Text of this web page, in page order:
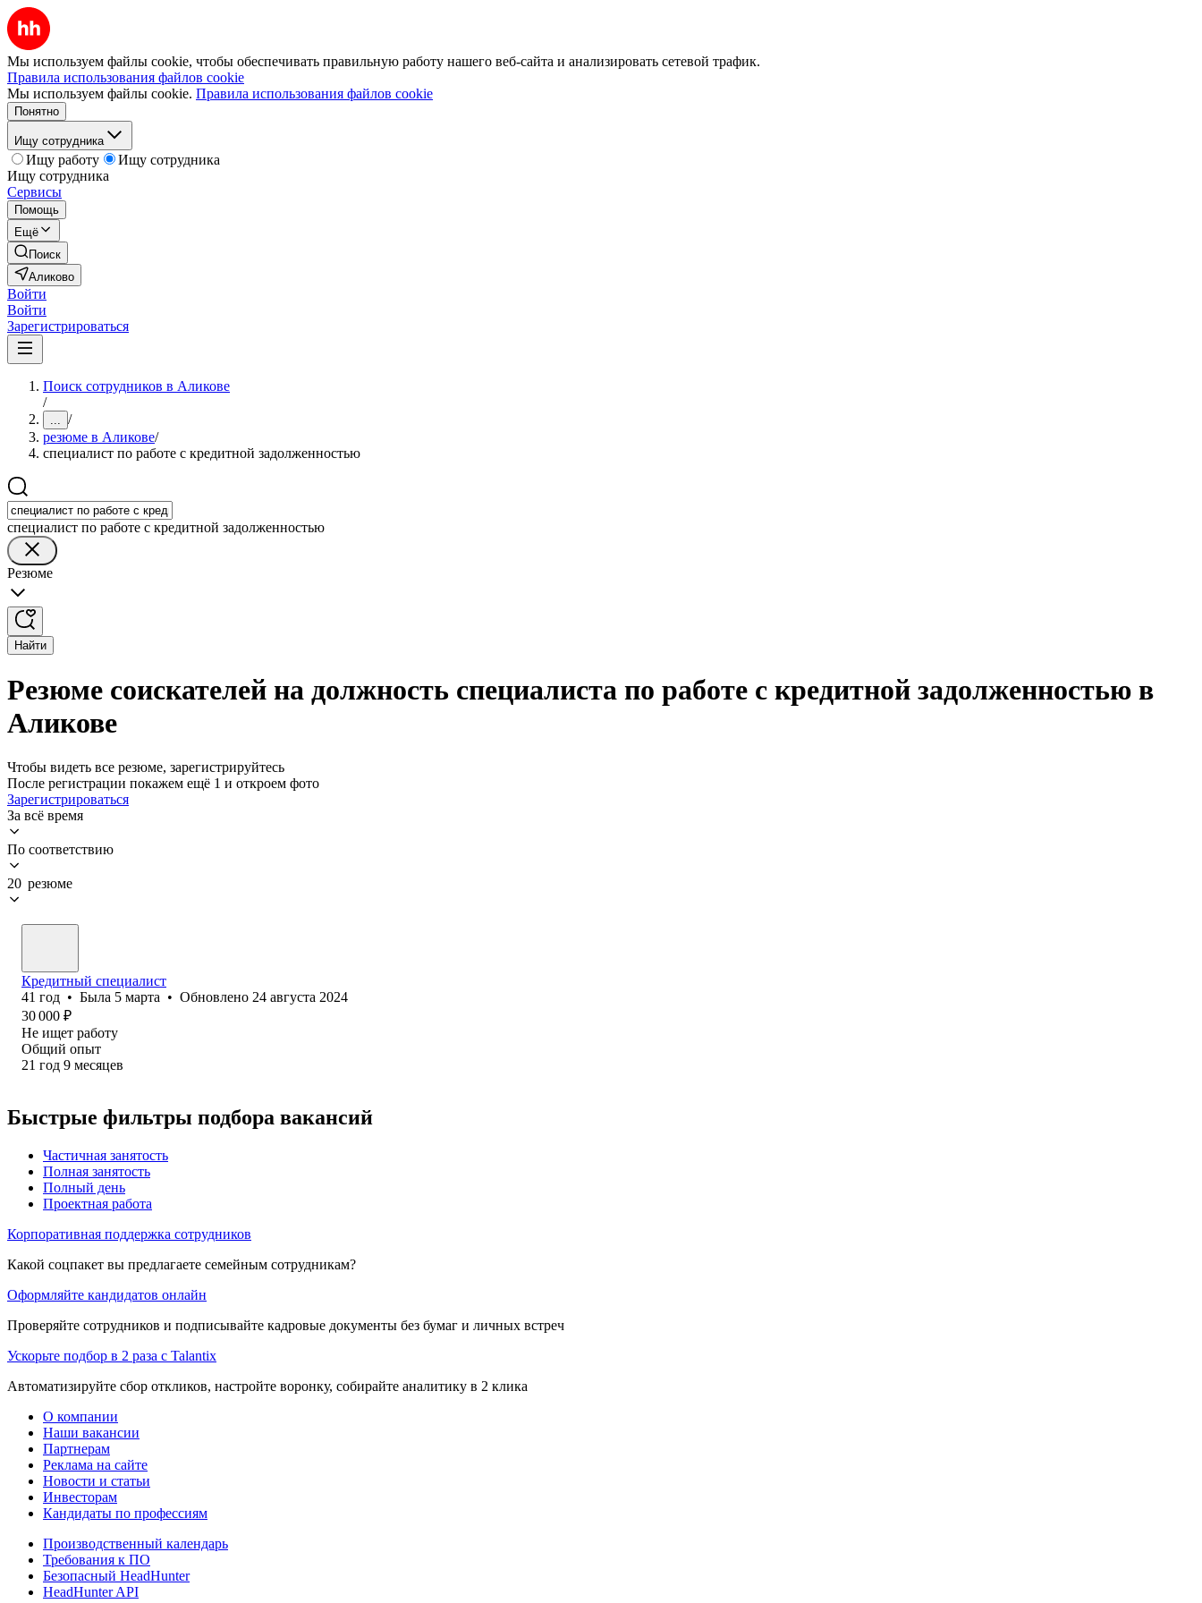
Мы используем файлы cookie, чтобы обеспечивать правильную работу нашего веб-сайта и анализировать сетевой трафик.
Правила использования файлов cookie
Мы используем файлы cookie. Правила использования файлов cookie
Понятно
Ищу сотрудника
Ищу работу
Ищу сотрудника
Ищу сотрудника
Сервисы
Помощь
Ещё
Поиск
Аликово
Войти
Войти
Зарегистрироваться
Поиск сотрудников в Аликове
/
... /
резюме в Аликове/
специалист по работе с кредитной задолженностью
специалист по работе с кредитной задолженностью
Резюме
Найти
Резюме соискателей на должность специалиста по работе с кредитной задолженностью в
Аликове
Чтобы видеть все резюме, зарегистрируйтесь
После регистрации покажем ещё 1 и откроем фото
Зарегистрироваться
За всё время
По соответствию
20 резюме
Кредитный специалист
41 год • Была 5 марта • Обновлено 24 августа 2024
30 000 ₽
Не ищет работу
Общий опыт
21 год 9 месяцев
Быстрые фильтры подбора вакансий
Частичная занятость
Полная занятость
Полный день
Проектная работа
Корпоративная поддержка сотрудников
Какой соцпакет вы предлагаете семейным сотрудникам?
Оформляйте кандидатов онлайн
Проверяйте сотрудников и подписывайте кадровые документы без бумаг и личных встреч
Ускорьте подбор в 2 раза с Talantix
Автоматизируйте сбор откликов, настройте воронку, собирайте аналитику в 2 клика
О компании
Наши вакансии
Партнерам
Реклама на сайте
Новости и статьи
Инвесторам
Кандидаты по профессиям
Производственный календарь
Требования к ПО
Безопасный HeadHunter
HeadHunter API